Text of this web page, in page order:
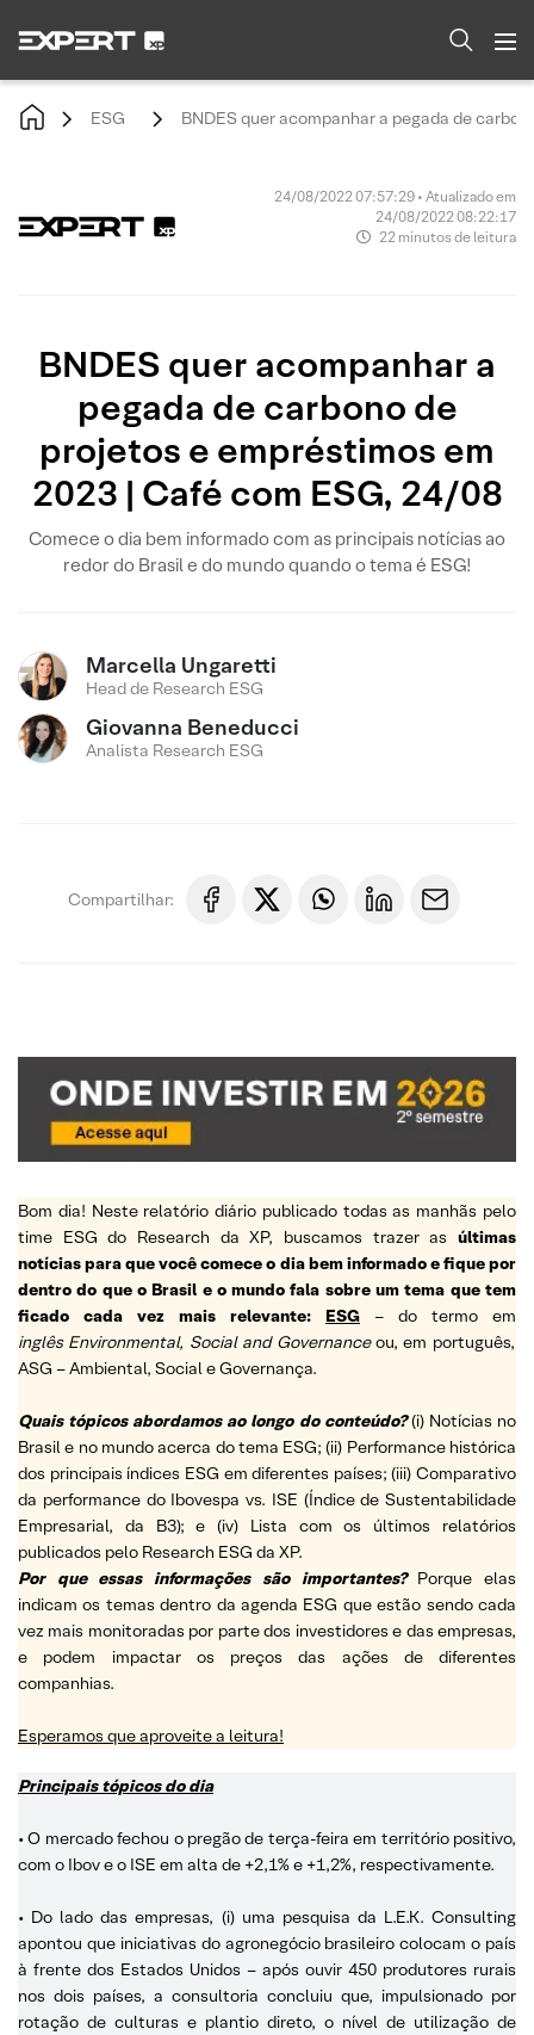
ESG BNDES quer acompanhar a pegada de
24/08/2022 07:57:29 • Atualizado em
24/08/2022 08:22:17
22 minutos de leitura
BNDES quer acompanhar a
pegada de carbono de
projetos e empréstimos em
2023 | Café com ESG, 24/08
Comece o dia bem informado com as principais notícias ao
redor do Brasil e do mundo quando o tema é ESG!
Marcella Ungaretti
Head de Research ESG
Giovanna Beneducci
Analista Research ESG
Compartilhar:
Bom dia! Neste relatório diário publicado todas as manhãs pelo
time ESG do Research da XP, buscamos trazer as últimas
notícias para que você comece o dia bem informado e fique por
dentro do que o Brasil e o mundo fala sobre um tema que tem
ficado cada vez mais relevante:
ESG
– do termo em
inglês Environmental, Social and Governanceou, em português,
ASG – Ambiental, Social e Governança.
Quais tópicos abordamos ao longo do conteúdo? (i) Notícias no
Brasil e no mundo acerca do tema ESG; (ii) Performance histórica
dos principais índices ESG em diferentes países; (iii) Comparativo
da performance do Ibovespa vs. ISE (Índice de Sustentabilidade
Empresarial, da B3); e (iv) Lista com os últimos relatórios
publicados pelo Research ESG da XP.
Por que essas informações são importantes? Porque elas
indicam os temas dentro da agenda ESG que estão sendo cada
vez mais monitoradas por parte dos investidores e das empresas,
e podem impactar os preços das ações de diferentes
companhias.
Esperamos que aproveite a leitura!
Principais tópicos do dia
• O mercado fechou o pregão de terça-feira em território positivo,
com o Ibov e o ISE em alta de +2,1% e +1,2%, respectivamente.
• Do lado das empresas, (i) uma pesquisa da L.E.K. Consulting
apontou que iniciativas do agronegócio brasileiro colocam o país
à frente dos Estados Unidos – após ouvir 450 produtores rurais
nos dois países, a consultoria concluiu que, impulsionado por
rotação de culturas e plantio direto, o nível de utilização de